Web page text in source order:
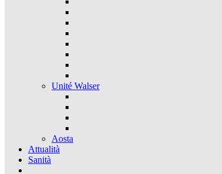
Unité Walser
Aosta
Attualità
Sanità